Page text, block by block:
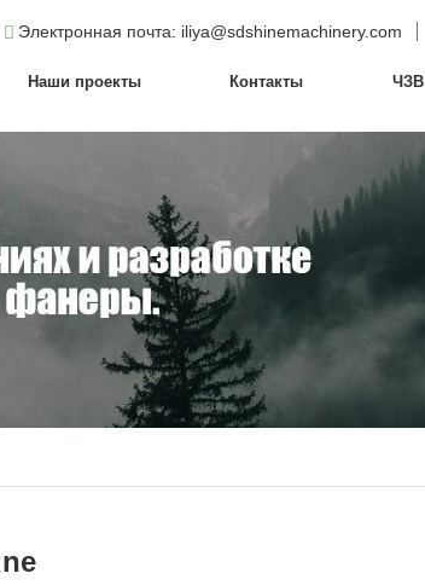
Наши проекты Контакты ЧЗВ
Электронная почта: iliya@sdshinemachinery.com